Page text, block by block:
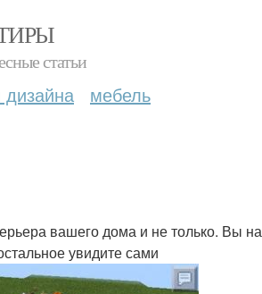
статьи
дизайна мебель
вашего дома и не только. Вы
увидите сами